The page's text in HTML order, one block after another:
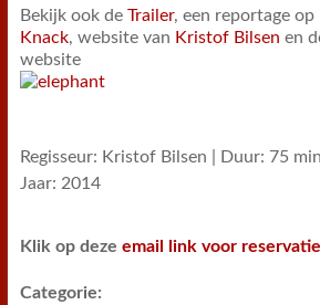
Bekijk ook de Trailer, een reportage op
Knack, website van Kristof Bilsen en
website
Regisseur: Kristof Bilsen | Duur: 75
Jaar: 2014
Klik op deze email link voor reservatie
Categorie: